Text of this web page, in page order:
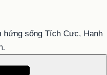
hứng sống Tích Cực, Hạnh